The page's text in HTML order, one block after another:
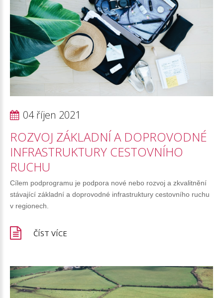
04 říjen 2021
ROZVOJ ZÁKLADNÍ A DOPROVODNÉ
INFRASTRUKTURY CESTOVNÍHO
RUCHU
Cílem podprogramu je podpora nové nebo rozvoj a zkvalitnění
stávající základní a doprovodné infrastruktury cestovního ruchu
v regionech.
ČÍST VÍCE